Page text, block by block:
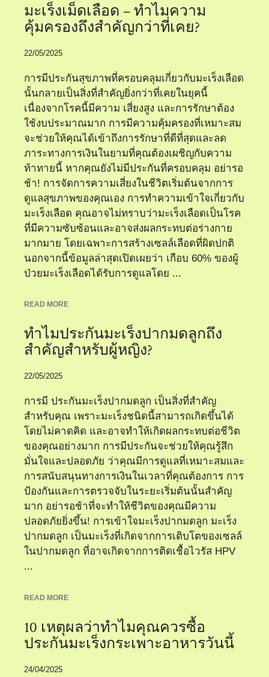
มะเร็งเม็ดเลือด – ทำไมความ
คุ้มครองถึงสำคัญกว่าที่เคย?
22/05/2025
การมีประกันสุขภาพที่ครอบคลุมเกี่ยวกับมะเร็งเลือด
นั้นกลายเป็นสิ่งที่สำคัญยิ่งกว่าที่เคยในยุคนี้
เนื่องจากโรคนี้มีความ เสี่ยงสูง และการรักษาต้อง
ใช้งบประมาณมาก การมีความคุ้มครองที่เหมาะสม
จะช่วยให้คุณได้เข้าถึงการรักษาที่ดีที่สุดและลด
ภาระทางการเงินในยามที่คุณต้องเผชิญกับความ
ท้าทายนี้ หากคุณยังไม่มีประกันที่ครอบคลุม อย่ารอ
ช้า! การจัดการความเสี่ยงในชีวิตเริ่มต้นจากการ
ดูแลสุขภาพของคุณเอง การทำความเข้าใจเกี่ยวกับ
มะเร็งเลือด คุณอาจไม่ทราบว่ามะเร็งเลือดเป็นโรค
ที่มีความซับซ้อนและอาจส่งผลกระทบต่อร่างกาย
มากมาย โดยเฉพาะการสร้างเซลล์เลือดที่ผิดปกติ
นอกจากนี้ข้อมูลล่าสุดเปิดเผยว่า เกือบ 60% ของผู้
ป่วยมะเร็งเลือดได้รับการดูแลโดย ...
READ MORE
ทำไมประกันมะเร็งปากมดลูกถึง
สำคัญสำหรับผู้หญิง?
22/05/2025
การมี ประกันมะเร็งปากมดลูก เป็นสิ่งที่สำคัญ
สำหรับคุณ เพราะมะเร็งชนิดนี้สามารถเกิดขึ้นได้
โดยไม่คาดคิด และอาจทำให้เกิดผลกระทบต่อชีวิต
ของคุณอย่างมาก การมีประกันจะช่วยให้คุณรู้สึก
มั่นใจและปลอดภัย ว่าคุณมีการดูแลที่เหมาะสมและ
การสนับสนุนทางการเงินในเวลาที่คุณต้องการ การ
ป้องกันและการตรวจจับในระยะเริ่มต้นนั้นสำคัญ
มาก อย่ารอช้าที่จะทำให้ชีวิตของคุณมีความ
ปลอดภัยยิ่งขึ้น! การเข้าใจมะเร็งปากมดลูก มะเร็ง
ปากมดลูก เป็นมะเร็งที่เกิดจากการเติบโตของเซลล์
ในปากมดลูก ที่อาจเกิดจากการติดเชื้อไวรัส HPV
...
READ MORE
10 เหตุผลว่าทำไมคุณควรซื้อ
ประกันมะเร็งกระเพาะอาหารวันนี้
24/04/2025